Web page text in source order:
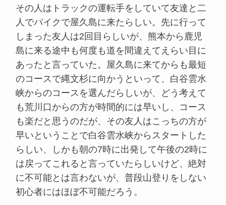
その人はトラックの運転手をしていて友達と二
人でバイクで屋久島に来たらしい。先に行って
しまった友人は2回目らしいが、熊本から鹿児
島に来る途中も何度も道を間違えてえらい目に
あったと言っていた。屋久島に来てからも最短
のコースで縄文杉に向かうといって、白谷雲水
峡からのコースを選んだらしいが、どう考えて
も荒川口からの方が時間的には早いし、コース
も楽だと思うのだが、その友人はこっちの方が
早いということで白谷雲水峡からスタートした
らしい、しかも朝の7時に出発して午後の2時に
は戻ってこれると言っていたらしいけど、絶対
に不可能とは言わないが、普段山登りをしない
初心者にはほぼ不可能だろう。